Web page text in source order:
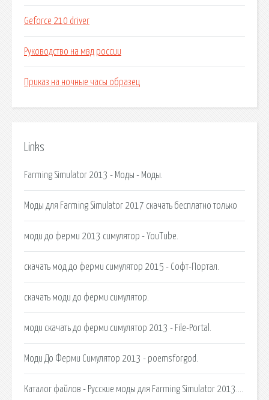
Geforce 210 driver
Руководство на мвд россии
Приказ на ночные часы образец
Links
Farming Simulator 2013 - Моды - Моды.
Моды для Farming Simulator 2017 скачать бесплатно только
моди до ферми 2013 симулятор - YouTube.
скачать мод до ферми симулятор 2015 - Софт-Портал.
скачать моди до ферми симулятор.
моди скачать до ферми симулятор 2013 - File-Portal.
Моди До Ферми Симулятор 2013 - poemsforgod.
Каталог файлов - Русские моды для Farming Simulator 2013….